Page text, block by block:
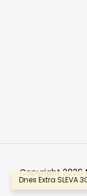
Dnes Extra SLEVA
Copyright 2026